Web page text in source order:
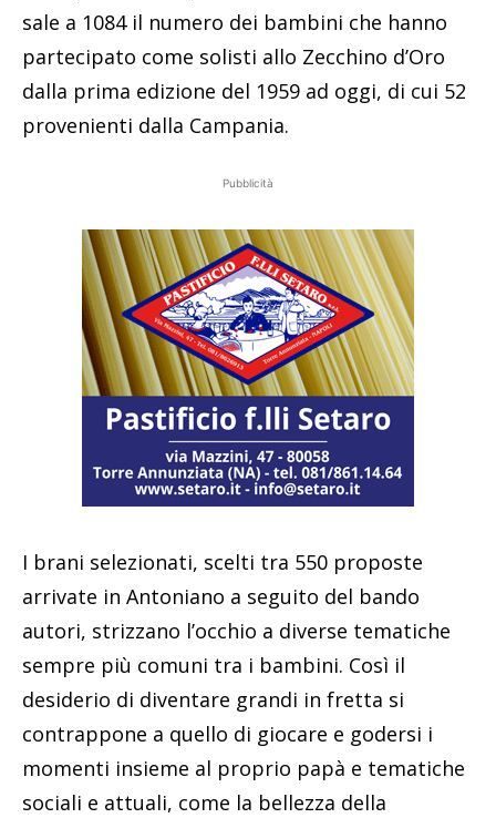
sale a 1084 il numero dei bambini che hanno
partecipato come solisti allo Zecchino d’Oro
dalla prima edizione del 1959 ad oggi, di cui 52
provenienti dalla Campania.
Pubblicità
I brani selezionati, scelti tra 550 proposte
arrivate in Antoniano a seguito del bando
autori, strizzano l’occhio a diverse tematiche
sempre più comuni tra i bambini. Così il
desiderio di diventare grandi in fretta si
contrappone a quello di giocare e godersi i
momenti insieme al proprio papà e tematiche
sociali e attuali, come la bellezza della